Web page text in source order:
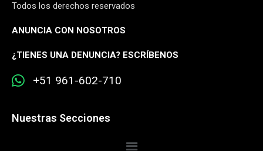
Todos los derechos reservados
ANUNCIA CON NOSOTROS
¿TIENES UNA DENUNCIA? ESCRÍBENOS
+51 961-602-710
Nuestras Secciones